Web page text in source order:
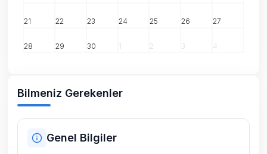
21 22 23 24 25 26 27
28 29 30 1 2 3 4
Bilmeniz Gerekenler
Genel Bilgiler